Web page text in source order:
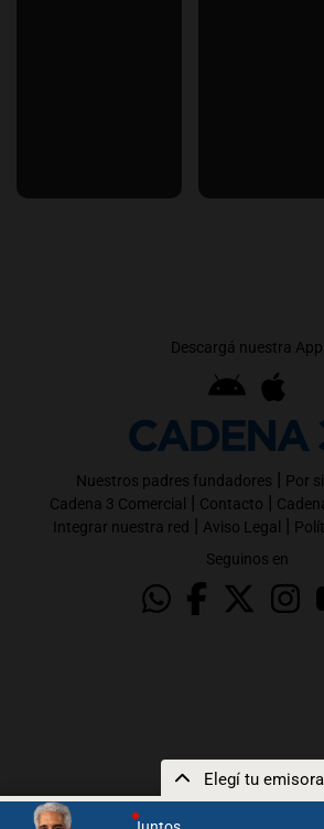
Elegí tu emisora
Descargá nuestra App
Nuestros padres fundadores | Por
Cadena 3 Comercial | Contacto |
Integrar nuestra red | Aviso Legal |
Seguinos en